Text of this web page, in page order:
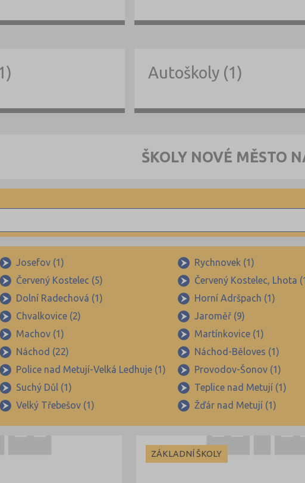
Autoškoly (1)
ŠKOLY NOVÉ MĚSTO
Josefov (1) Rychnovek (1)
Červený Kostelec (5) Červený Kostelec, Lhota
Dolní Radechová (1) Horní Adršpach (1)
Chvalkovice (2) Jaroměř (9)
Machov (1) Martínkovice (1)
Náchod (22) Náchod-Běloves (1)
Police nad Metují-Velká Ledhuje (1) Provodov-Šonov (1)
Suchý Důl (1) Teplice nad Metují (1)
Velký Třebešov (1) Žďár nad Metují (1)
ZÁKLADNÍ ŠKOLY